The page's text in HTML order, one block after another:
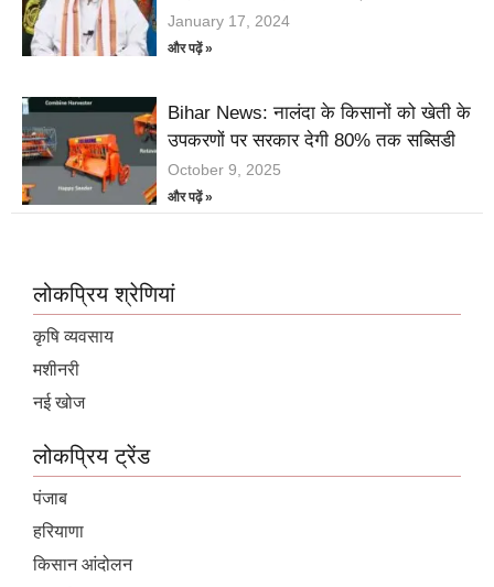
January 17, 2024
और पढ़ें »
Bihar News: नालंदा के किसानों को खेती के
उपकरणों पर सरकार देगी 80% तक सब्सिडी
October 9, 2025
और पढ़ें »
लोकप्रिय श्रेणियां
कृषि व्यवसाय
मशीनरी
नई खोज
लोकप्रिय ट्रेंड
पंजाब
हरियाणा
किसान आंदोलन